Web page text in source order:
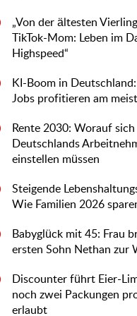
„Von der ältesten
TikTok-Mom: Leben im
Highspeed“
KI-Boom in
Jobs profitieren am
Rente 2030: Worauf sich
Deutschlands
einstellen müssen
Steigende
Wie Familien 2026
Babyglück mit 45: Frau
ersten Sohn Nethan zur
Discounter führt Eier-
noch zwei Packungen
erlaubt